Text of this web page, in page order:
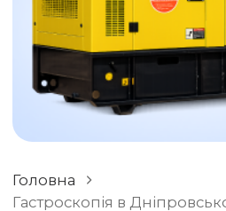
РІЗНЕ
Головна
Гастроскопія в